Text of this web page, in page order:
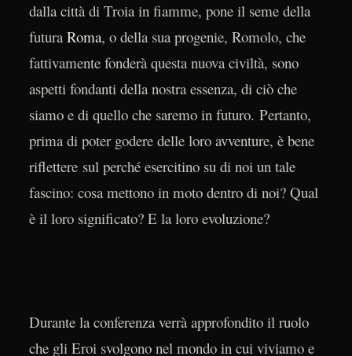
dalla città di Troia in fiamme, pone il seme della
futura Roma, o della sua progenie, Romolo, che
fattivamente fonderà questa nuova civiltà, sono
aspetti fondanti della nostra essenza, di ciò che
siamo e di quello che saremo in futuro. Pertanto,
prima di poter godere delle loro avventure, è bene
riflettere sul perché esercitino su di noi un tale
fascino: cosa mettono in moto dentro di noi? Qual
è il loro significato? E la loro evoluzione?
Durante la conferenza verrà approfondito il ruolo
che gli Eroi svolgono nel mondo in cui viviamo e